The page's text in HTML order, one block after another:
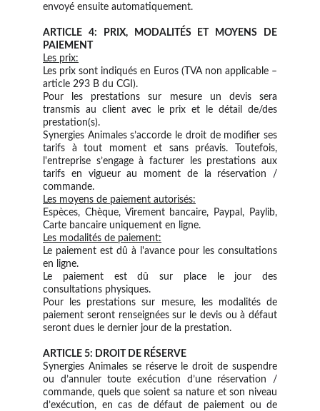
envoyé ensuite automatiquement.
ARTICLE 4: PRIX, MODALITÉS ET MOYENS DE
PAIEMENT​
Les prix:
Les prix sont indiqués en Euros (TVA non applicable –
article 293 B du CGI).
Pour les prestations sur mesure un devis sera
transmis au client avec le prix et le détail de/des
prestation(s).
Synergies Animales s’accorde le droit de modifier ses
tarifs à tout moment et sans préavis. Toutefois,
l'entreprise s’engage à facturer les prestations aux
tarifs en vigueur au moment de la réservation /
commande. ​
Les moyens de paiement autorisés:
Espèces, Chèque, Virement bancaire, Paypal, Paylib,
Carte bancaire uniquement en ligne.
Les modalités de paiement:
Le paiement est dû à l'avance pour les consultations
en ligne. ​
​Le paiement est dû sur place le jour des
consultations physiques. ​
​Pour les prestations sur mesure, les modalités de
paiement seront renseignées sur le devis ou à défaut
seront dues le dernier jour de la prestation.
ARTICLE 5: DROIT DE RÉSERVE​
​Synergies Animales se réserve le droit de suspendre
ou d’annuler toute exécution d’une réservation /
commande, quels que soient sa nature et son niveau
d’exécution, en cas de défaut de paiement ou de